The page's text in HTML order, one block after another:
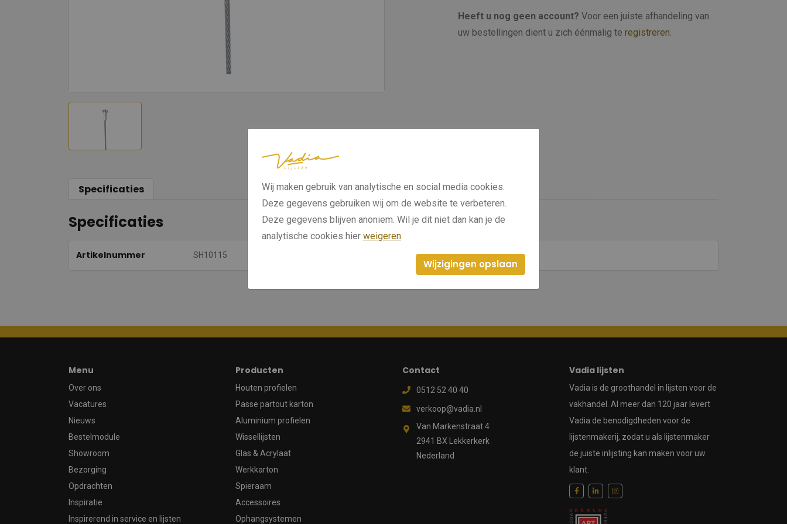
Heeft u nog geen account? Voor een juiste afhandeling van
uw bestellingen dient u zich éénmalig te registreren.
Specificaties
Specificaties
Artikelnummer SH10115
Menu
Over ons
Vacatures
Nieuws
Bestelmodule
Showroom
Bezorging
Opdrachten
Inspiratie
Inspirerend in service en lijsten
Producten
Houten profielen
Passe partout karton
Aluminium profielen
Wissellijsten
Glas & Acrylaat
Werkkarton
Spieraam
Accessoires
Ophangsystemen
Contact
0512 52 40 40
verkoop@vadia.nl
Van Markenstraat 4
2941 BX Lekkerkerk
Nederland
Vadia lijsten
Vadia is de groothandel in lijsten voor de
vakhandel. Al meer dan 120 jaar levert
Vadia de benodigdheden voor de
lijstenmakerij, zodat u als lijstenmaker
de juiste inlijsting kan maken voor uw
klant.
Wij maken gebruik van analytische en social media cookies.
Deze gegevens gebruiken wij om de website te verbeteren.
Deze gegevens blijven anoniem. Wil je dit niet dan kan je de
analytische cookies hier weigeren
Wijzigingen opslaan